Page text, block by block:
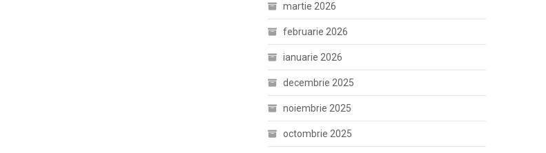
martie 2026
februarie 2026
ianuarie 2026
decembrie 2025
noiembrie 2025
octombrie 2025